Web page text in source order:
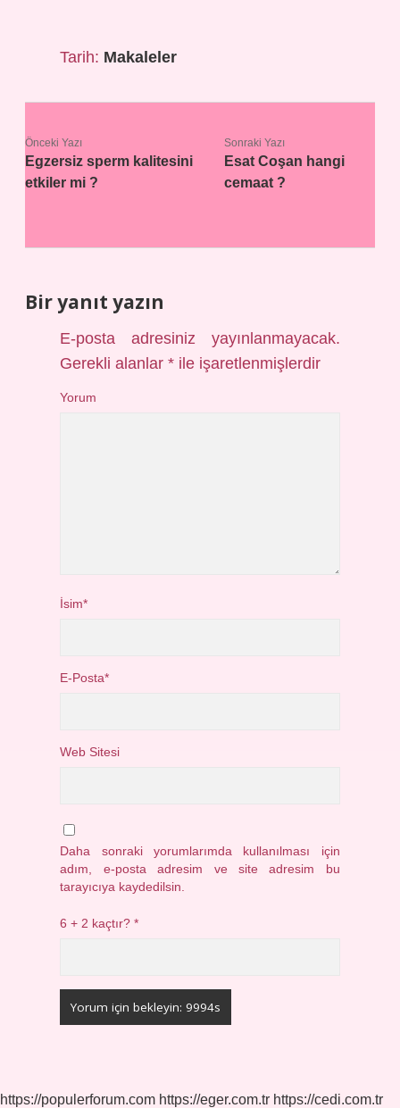
Tarih: Makaleler
Önceki Yazı
Egzersiz sperm kalitesini
etkiler mi ?
Sonraki Yazı
Esat Coşan hangi
cemaat ?
Bir yanıt yazın
E-posta adresiniz yayınlanmayacak.
Gerekli alanlar* ile işaretlenmişlerdir
Yorum
İsim*
E-Posta*
Web Sitesi
Daha sonraki yorumlarımda kullanılması için
adım, e-posta adresim ve site adresim bu
tarayıcıya kaydedilsin.
6 + 2 kaçtır?*
https://populerforum.com https://eger.com.tr https://cedi.com.tr